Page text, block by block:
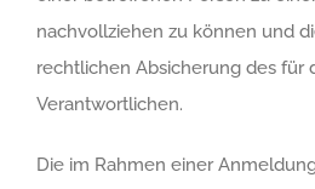
nachvollziehen zu können und
rechtlichen Absicherung des für
Verantwortlichen.
Die im Rahmen einer